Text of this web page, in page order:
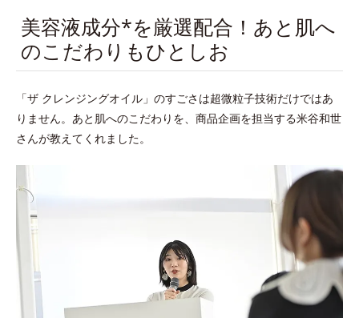
美容液成分*を厳選配合！あと肌へ
のこだわりもひとしお
「ザ クレンジングオイル」のすごさは超微粒子技術だけではあ
りません。あと肌へのこだわりを、商品企画を担当する米谷和世
さんが教えてくれました。